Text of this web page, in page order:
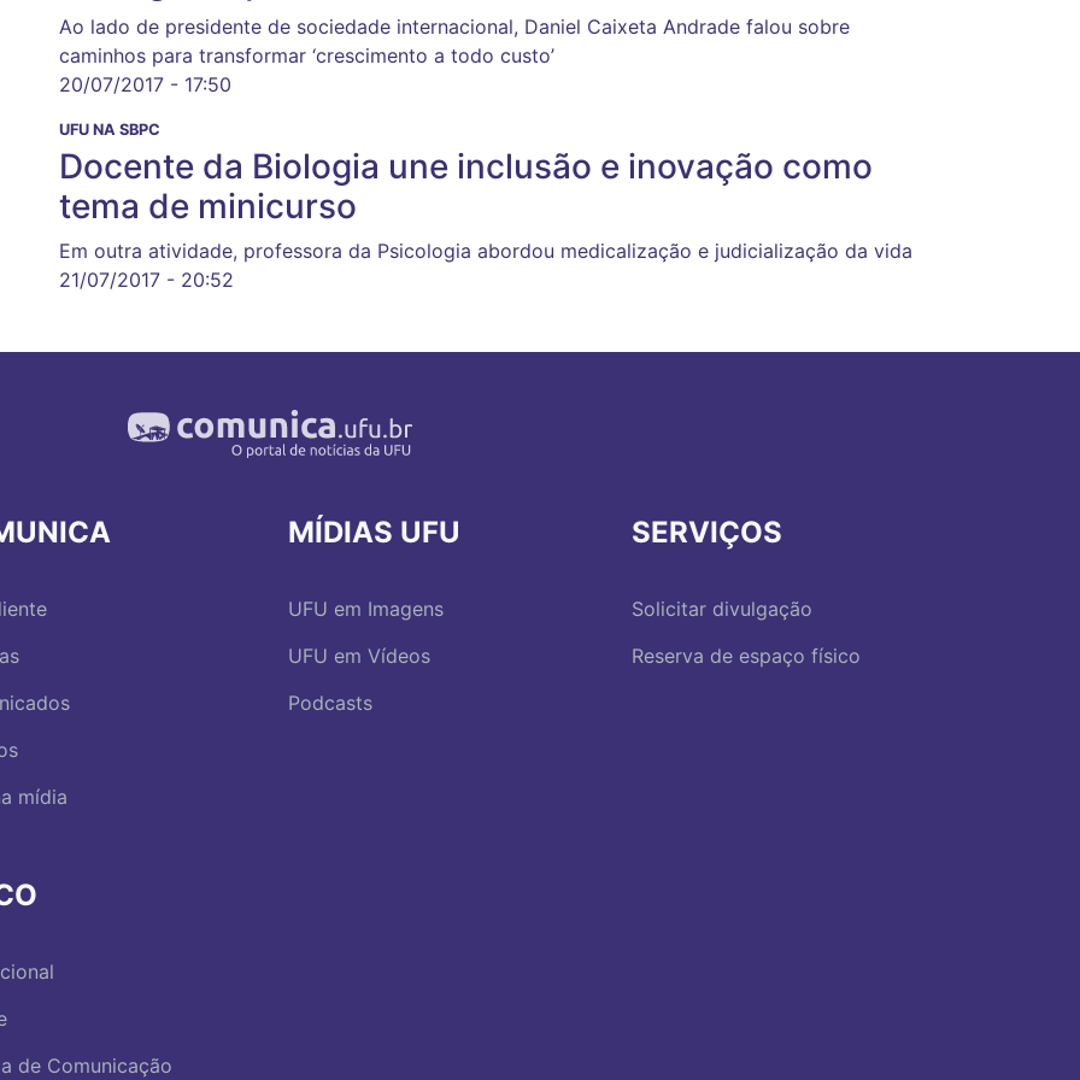
Ao lado de presidente de sociedade internacional, Daniel Caixeta Andrade falou sobre
caminhos para transformar ‘crescimento a todo custo’
20/07/2017 - 17:50
UFU NA SBPC
Docente da Biologia une inclusão e inovação como
tema de minicurso
Em outra atividade, professora da Psicologia abordou medicalização e judicialização da vida
21/07/2017 - 20:52
mídia
de Comunicação
MÍDIAS UFU
UFU em Imagens
UFU em Vídeos
Podcasts
SERVIÇOS
Solicitar divulgação
Reserva de espaço físico